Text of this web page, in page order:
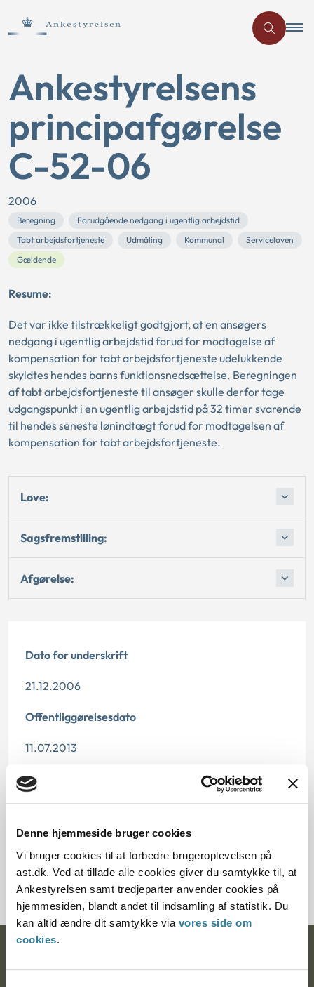
Denne hjemmeside bruger cookies
Vi bruger cookies til at forbedre brugeroplevelsen på
ast.dk. Ved at tillade alle cookies giver du samtykke til, at
Ankestyrelsen samt tredjeparter anvender cookies på
hjemmesiden, blandt andet til indsamling af statistik. Du
kan altid ændre dit samtykke via vores side om
cookies.
Ankestyrelsens
principafgørelse
C-52-06
2006
Beregning
Forudgående nedgang i ugentlig arbejdstid
Tabt arbejdsfortjeneste
Udmåling Kommunal
Serviceloven
Gældende
Resume:
Det var ikke tilstrækkeligt godtgjort, at en ansøgers
nedgang i ugentlig arbejdstid forud for modtagelse af
kompensation for tabt arbejdsfortjeneste udelukkende
skyldtes hendes barns funktionsnedsættelse. Beregningen
af tabt arbejdsfortjeneste til ansøger skulle derfor tage
udgangspunkt i en ugentlig arbejdstid på 32 timer svarende
til hendes seneste lønindtægt forud for modtagelsen af
kompensation for tabt arbejdsfortjeneste.
Love:
Sagsfremstilling:
Afgørelse:
Dato for underskrift
21.12.2006
Offentliggørelsesdato
11.07.2013
Paragraf
Journalnummer
3500478-06